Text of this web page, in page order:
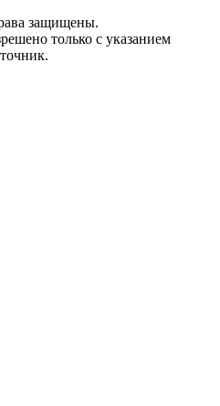
защищены.
только с указанием